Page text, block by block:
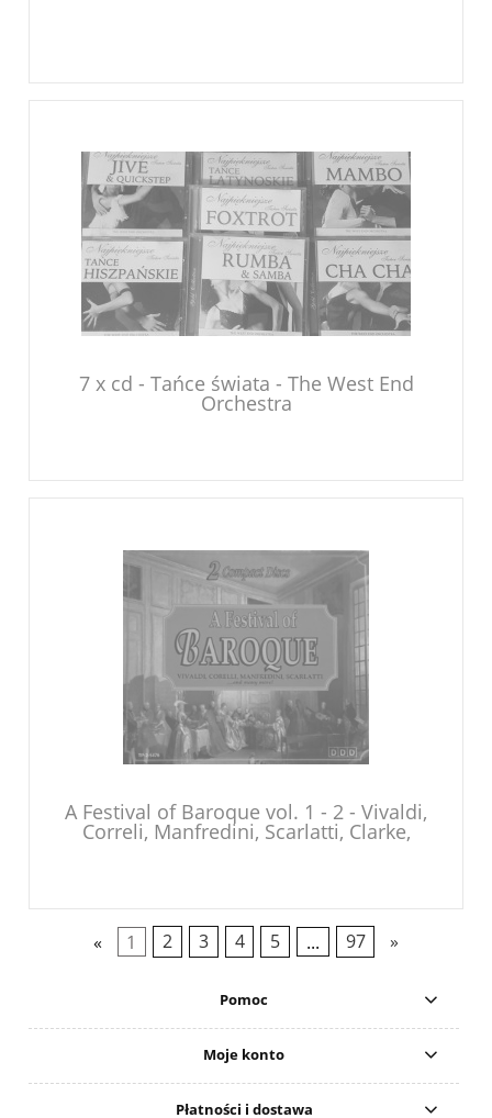
7 x cd - Tańce świata - The West End
Orchestra
A Festival of Baroque vol. 1 - 2 - Vivaldi,
Correli, Manfredini, Scarlatti, Clarke,
« 1 2 3 4 5 ... 97 »
Pomoc
Moje konto
Płatności i dostawa